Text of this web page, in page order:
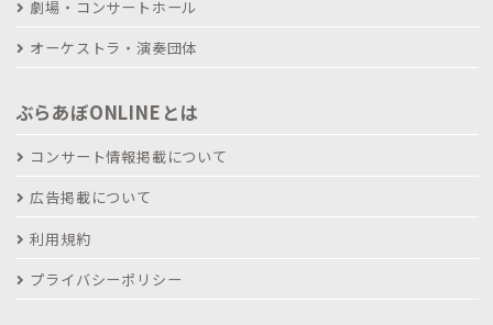
劇場・コンサートホール
オーケストラ・演奏団体
ぶらあぼONLINEとは
コンサート情報掲載について
広告掲載について
利用規約
プライバシーポリシー